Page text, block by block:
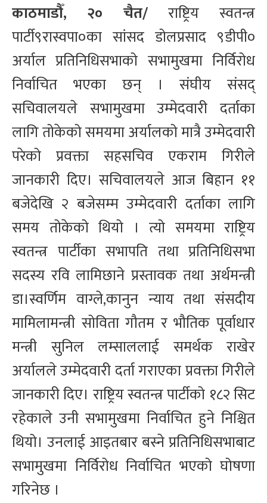
काठमाडौँ, २० चैत/राष्ट्रिय स्वतन्त्र
पार्टी९रास्वपा०का सांसद डोलप्रसाद ९डीपी०
अर्याल प्रतिनिधिसभाको सभामुखमा निर्विरोध
निर्वाचित भएका छन् । संघीय संसद्
सचिवालयले सभामुखमा उम्मेदवारी दर्ताका
लागि तोकेको समयमा अर्यालको मात्रै उम्मेदवारी
परेको प्रवक्ता सहसचिव एकराम गिरीले
जानकारी दिए। सचिवालयले आज बिहान ११
बजेदेखि २ बजेसम्म उम्मेदवारी दर्ताका लागि
समय तोकेको थियो । त्यो समयमा राष्ट्रिय
स्वतन्त्र पार्टीका सभापति तथा प्रतिनिधिसभा
सदस्य रवि लामिछाने प्रस्तावक तथा अर्थमन्त्री
डा।स्वर्णिम वाग्ले,कानुन न्याय तथा संसदीय
मामिलामन्त्री सोविता गौतम र भौतिक पूर्वाधार
मन्त्री सुनिल लम्साललाई समर्थक राखेर
अर्यालले उम्मेदवारी दर्ता गराएका प्रवक्ता गिरीले
जानकारी दिए। राष्ट्रिय स्वतन्त्र पार्टीको १८२ सिट
रहेकाले उनी सभामुखमा निर्वाचित हुने निश्चित
थियो। उनलाई आइतबार बस्ने प्रतिनिधिसभाबाट
सभामुखमा निर्विरोध निर्वाचित भएको घोषणा
गरिनेछ ।